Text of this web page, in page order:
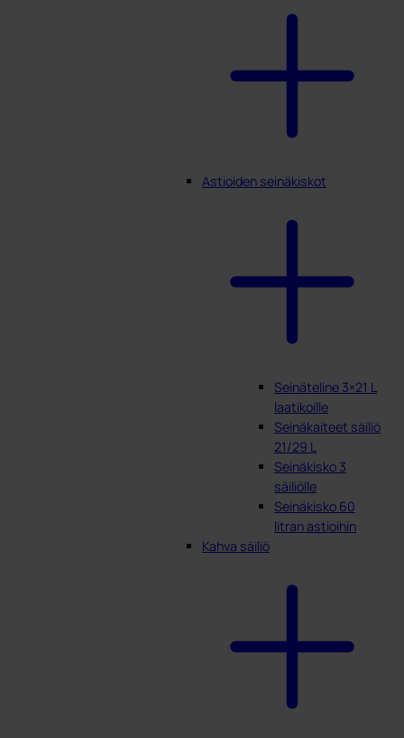
Astioiden seinäkiskot
Seinäteline 3×21 L
laatikoille
Seinäkaiteet säiliö
21/29 L
Seinäkisko 3
säiliölle
Seinäkisko 60
litran astioihin
Kahva säiliö